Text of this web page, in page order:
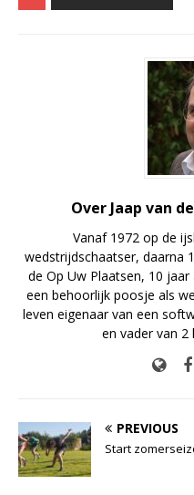
Over Jaap van
Vanaf 1972 op de
wedstrijdschaatser, daarna
de Op Uw Plaatsen, 10
een behoorlijk poosje als
leven eigenaar van een
en vader van 2
PREVIOUS
Start